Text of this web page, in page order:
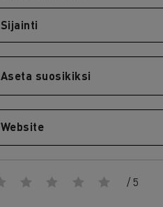
Sijainti
Aseta suosikiksi
Website
/ 5